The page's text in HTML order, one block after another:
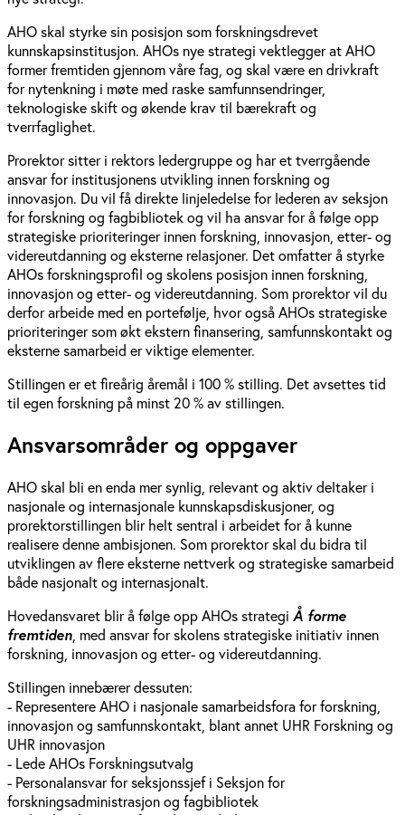
AHO skal styrke sin posisjon som forskningsdrevet
kunnskapsinstitusjon. AHOs nye strategi vektlegger at AHO
former fremtiden gjennom våre fag, og skal være en drivkraft
for nytenkning i møte med raske samfunnsendringer,
teknologiske skift og økende krav til bærekraft og
tverrfaglighet.
Prorektor sitter i rektors ledergruppe og har et tverrgående
ansvar for institusjonens utvikling innen forskning og
innovasjon. Du vil få direkte linjeledelse for lederen av seksjon
for forskning og fagbibliotek og vil ha ansvar for å følge opp
strategiske prioriteringer innen forskning, innovasjon, etter- og
videreutdanning og eksterne relasjoner. Det omfatter å styrke
AHOs forskningsprofil og skolens posisjon innen forskning,
innovasjon og etter- og videreutdanning. Som prorektor vil du
derfor arbeide med en portefølje, hvor også AHOs strategiske
prioriteringer som økt ekstern finansering, samfunnskontakt og
eksterne samarbeid er viktige elementer.
Stillingen er et fireårig åremål i 100 % stilling. Det avsettes tid
til egen forskning på minst 20 % av stillingen.
Ansvarsområder og oppgaver
AHO skal bli en enda mer synlig, relevant og aktiv deltaker i
nasjonale og internasjonale kunnskapsdiskusjoner, og
prorektorstillingen blir helt sentral i arbeidet for å kunne
realisere denne ambisjonen. Som prorektor skal du bidra til
utviklingen av flere eksterne nettverk og strategiske samarbeid
både nasjonalt og internasjonalt.
Hovedansvaret blir å følge opp AHOs strategi Å forme
fremtiden , med ansvar for skolens strategiske initiativ innen
forskning, innovasjon og etter- og videreutdanning.
Stillingen innebærer dessuten:
- Representere AHO i nasjonale samarbeidsfora for forskning,
innovasjon og samfunnskontakt, blant annet UHR Forskning og
UHR innovasjon
- Lede AHOs Forskningsutvalg
- Personalansvar for seksjonssjef i Seksjon for
forskningsadministrasjon og fagbibliotek